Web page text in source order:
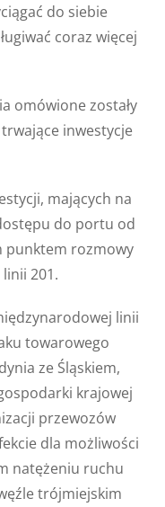
do siebie
coraz więcej
omówione zostały
inwestycje
mających na
do portu od
punktem rozmowy
201.
linii
towarowego
ze Śląskiem,
krajowej
przewozów
dla możliwości
natężeniu ruchu
trójmiejskim